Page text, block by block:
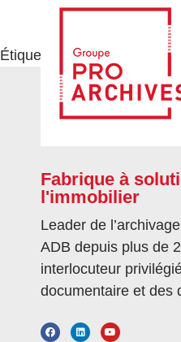
Étiqueté Nouvelles
Fabrique à
l'immobilier
Leader de
ADB depuis plus de
interlocuteur
documentaire et des